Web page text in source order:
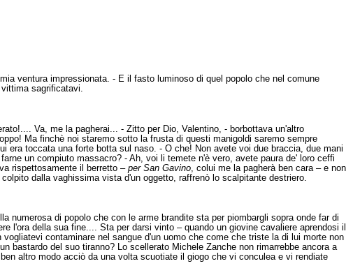
ventura impressionata. - E il fasto luminoso di quel popolo che nel comune
sagrificatavi.
Va, me la pagherai... - Zitto per Dio, Valentino, - borbottava un'altro
Ma finchè noi staremo sotto la frusta di questi manigoldi saremo sempre
era toccata una forte botta sul naso. - O che! Non avete voi due braccia, due mani
un compiuto massacro? - Ah, voi li temete n'è vero, avete paura de' loro ceffi
rispettosamente il berretto – per San Gavino , colui me la pagherà ben cara – e non
dalla vaghissima vista d'un oggetto, raffrenò lo scalpitante destriero.
di popolo che con le arme brandite sta per piombargli sopra onde far di
l'ora della sua fine.... Sta per darsi vinto – quando un giovine cavaliere aprendosi il
contaminare nel sangue d'un uomo che come che triste la di lui morte non
bastardo del suo tiranno? Lo scellerato Michele Zanche non rimarrebbe ancora a
altro modo acciò da una volta scuotiate il giogo che vi conculea e vi rendiate